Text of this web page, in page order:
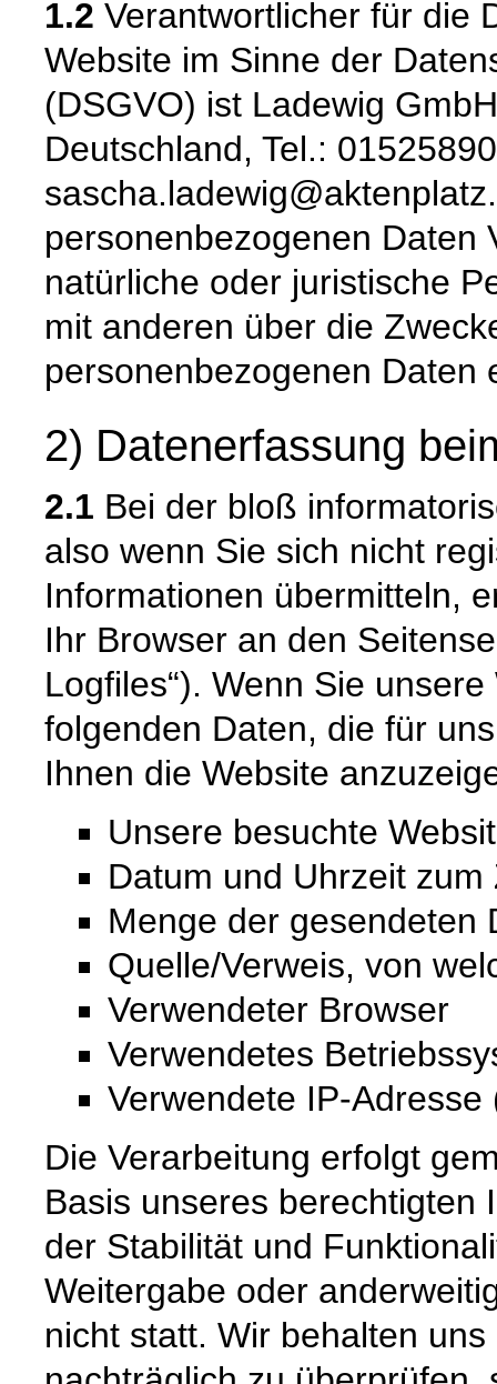
1.2 Verantwortlicher für die
Website im Sinne der
(DSGVO) ist Ladewig
Deutschland, Tel.:
personenbezogenen Daten
natürliche oder juristische
mit anderen über die
personenbezogenen Daten
2) Datenerfassung
2.1 Bei der bloß
also wenn Sie sich nicht
Informationen übermitteln,
Ihr Browser an den
Logfiles“). Wenn Sie
folgenden Daten, die für
Ihnen die Website
Unsere besuchte
Datum und Uhrzeit
Menge der gesendeten
Quelle/Verweis, von
Verwendeter Browser
Verwendetes
Verwendete IP-
Die Verarbeitung erfolgt
Basis unseres berechtigten
der Stabilität und
Weitergabe oder
nicht statt. Wir behalten